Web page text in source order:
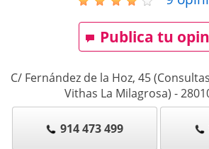
Publica tu
C/ Fernández de la Hoz, 45
Vithas La Milagrosa) -
914 473 499